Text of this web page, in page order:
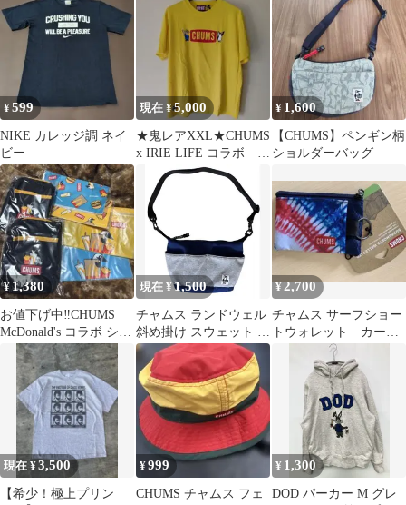
イト
¥599
NIKE カレッジ調 ネイ
ビー
現在 ¥5,000
★鬼レアXXL★CHUMS
x IRIE LIFE コラボ チ
ャムス アイリー
¥ 1,600
【CHUMS】ペンギン柄
ショルダーバッグ
¥1,380
お値下げ中‼️CHUMS
McDonald's コラボ ショ
ルダーポーチセット
現在 ¥1,500
チャムス ランドウェル
斜め掛け スウェット ナ
イロン ショルダーバッ
グ
¥2,700
チャムス サーフショー
トウォレット カード
ケース コインケース
現在 ¥3,500
【希少！極上プリン
¥999
CHUMS チャムス フェ
¥ 1,300
DOD パーカー M グレ